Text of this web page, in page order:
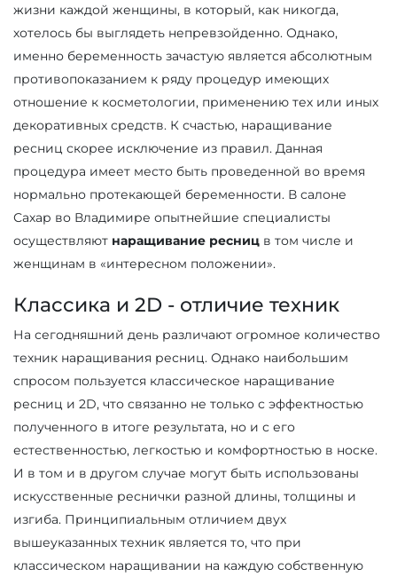
жизни каждой женщины, в который, как никогда,
хотелось бы выглядеть непревзойденно. Однако,
именно беременность зачастую является абсолютным
противопоказанием к ряду процедур имеющих
отношение к косметологии, применению тех или иных
декоративных средств. К счастью, наращивание
ресниц скорее исключение из правил. Данная
процедура имеет место быть проведенной во время
нормально протекающей беременности. В салоне
Сахар во Владимире опытнейшие специалисты
осуществляют наращивание ресниц в том числе и
женщинам в «интересном положении».
Классика и 2D - отличие техник
На сегодняшний день различают огромное количество
техник наращивания ресниц. Однако наибольшим
спросом пользуется классическое наращивание
ресниц и 2D, что связанно не только с эффектностью
полученного в итоге результата, но и с его
естественностью, легкостью и комфортностью в носке.
И в том и в другом случае могут быть использованы
искусственные реснички разной длины, толщины и
изгиба. Принципиальным отличием двух
вышеуказанных техник является то, что при
классическом наращивании на каждую собственную